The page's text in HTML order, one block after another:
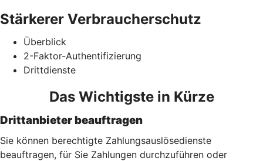
Stärkerer Verbraucherschutz
Überblick
2-Faktor-Authentifizierung
Drittdienste
Das Wichtigste in Kürze
Drittanbieter beauftragen
Sie können berechtigte Zahlungsauslösedienste
beauftragen, für Sie Zahlungen durchzuführen oder